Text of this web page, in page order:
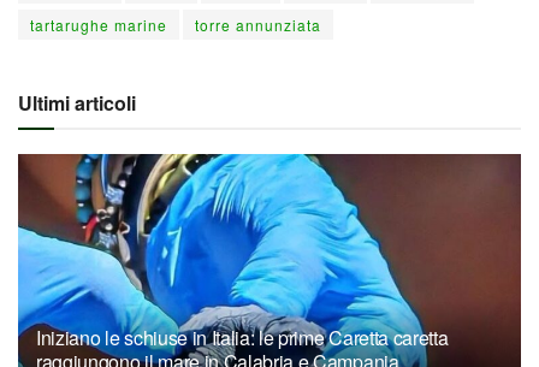
tartarughe marine
torre annunziata
Ultimi articoli
Iniziano le schiuse in Italia: le prime Caretta caretta